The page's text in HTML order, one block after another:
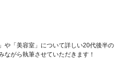
や「美容室」について詳しい20代後半の
ながら執筆させていただきます！